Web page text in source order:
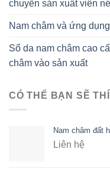
chuyền sản xuất viên
Nam châm và ứng
Sổ da nam châm cao
châm vào sản xuất
CÓ THỂ BẠN SẼ
Nam châm đất
Liên hệ